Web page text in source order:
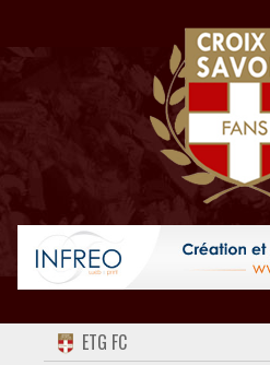
ACCUEILETG FC